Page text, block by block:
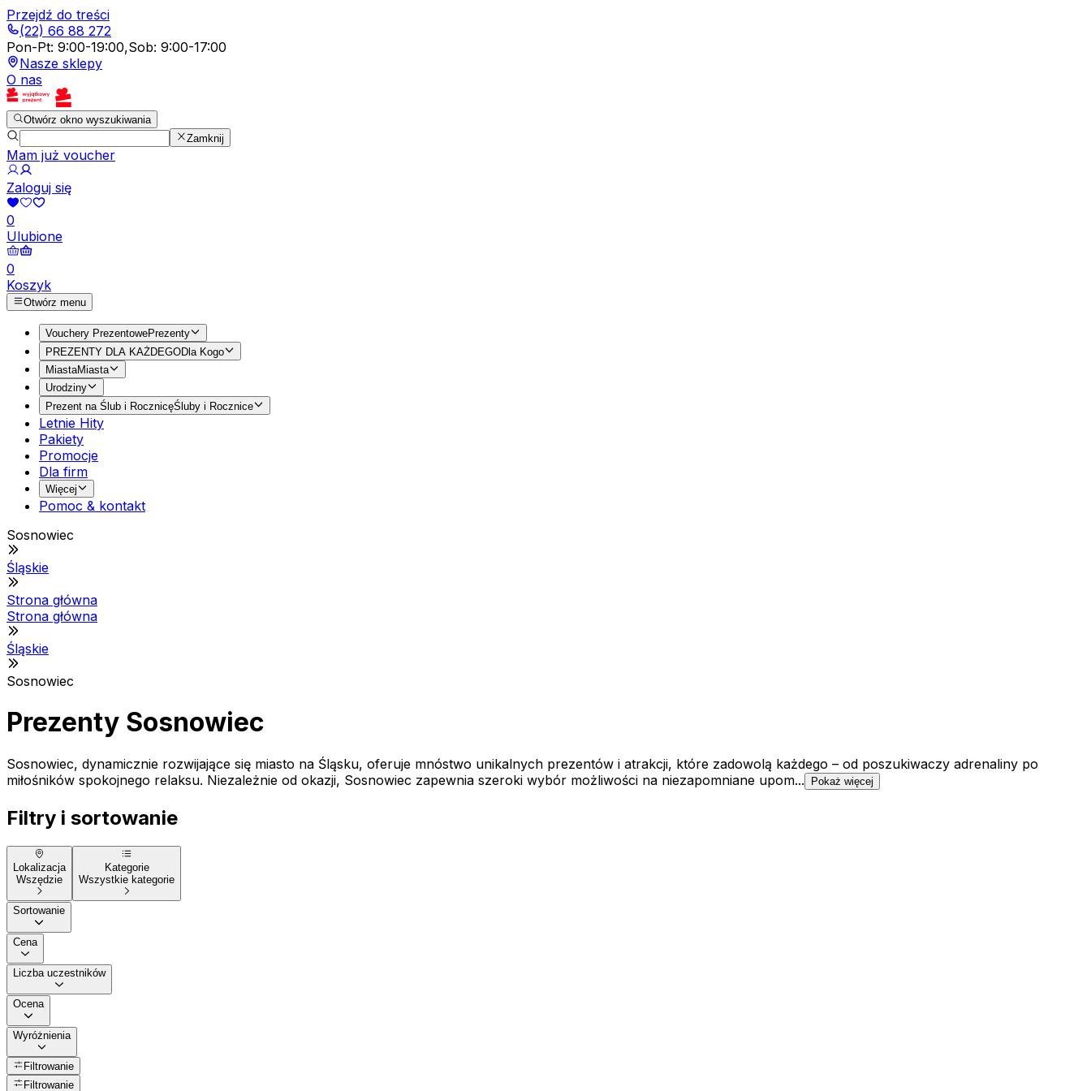
Przejdź do treści
(22) 66 88 272
Pon-Pt: 9:00-19:00,Sob: 9:00-17:00
Nasze sklepy
O nas
Otwórz okno wyszukiwania
Zamknij
Mam już voucher
Zaloguj się
0
Ulubione
0
Koszyk
Otwórz menu
Vouchery PrezentowePrezenty
PREZENTY DLA KAŻDEGODla Kogo
MiastaMiasta
Urodziny
Prezent na Ślub i RocznicęŚluby i Rocznice
Letnie Hity
Pakiety
Promocje
Dla firm
Więcej
Pomoc & kontakt
Sosnowiec
Śląskie
Strona główna
Strona główna
Śląskie
Sosnowiec
Prezenty Sosnowiec
Sosnowiec, dynamicznie rozwijające się miasto na Śląsku, oferuje mnóstwo unikalnych prezentów i atrakcji, które zadowolą każdego – od poszukiwaczy adrenaliny po
miłośników spokojnego relaksu. Niezależnie od okazji, Sosnowiec zapewnia szeroki wybór możliwości na niezapomniane upom...
Pokaż więcej
Filtry i sortowanie
Lokalizacja
Wszędzie
Kategorie
Wszystkie kategorie
Sortowanie
Cena
Liczba uczestników
Ocena
Wyróżnienia
Filtrowanie
Filtrowanie